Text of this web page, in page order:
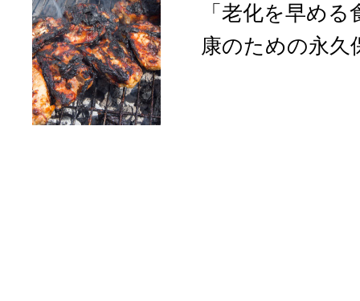
「老化を早め
康のための永久